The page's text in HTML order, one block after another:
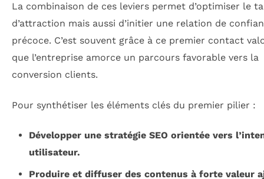
La combinaison de ces leviers permet d’optimiser le
d’attraction mais aussi d’initier une relation de
précoce. C’est souvent grâce à ce premier contact
que l’entreprise amorce un parcours favorable vers la
conversion clients.
Pour synthétiser les éléments clés du premier pilier :
Développer une stratégie SEO orientée vers
utilisateur.
Produire et diffuser des contenus à forte valeur